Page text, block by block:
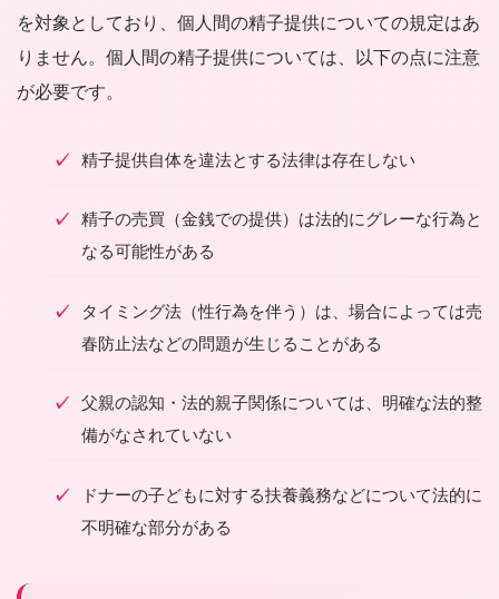
を対象としており、個人間の精子提供についての規定はあ
りません。個人間の精子提供については、以下の点に注意
が必要です。
精子提供自体を違法とする法律は存在しない
精子の売買（金銭での提供）は法的にグレーな行為と
なる可能性がある
タイミング法（性行為を伴う）は、場合によっては売
春防止法などの問題が生じることがある
父親の認知・法的親子関係については、明確な法的整
備がなされていない
ドナーの子どもに対する扶養義務などについて法的に
不明確な部分がある